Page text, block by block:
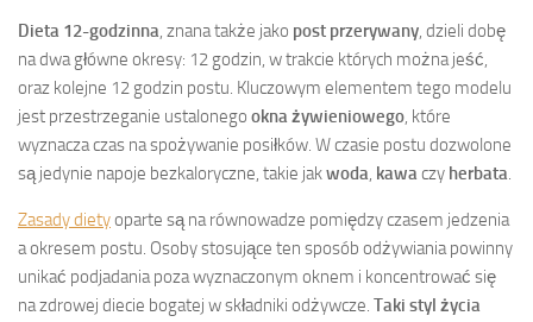
Dieta 12-godzinna, znana także jako post przerywany, dzieli dobę
na dwa główne okresy: 12 godzin, w trakcie których można jeść,
oraz kolejne 12 godzin postu. Kluczowym elementem tego modelu
jest przestrzeganie ustalonego okna żywieniowego, które
wyznacza czas na spożywanie posiłków. W czasie postu dozwolone
są jedynie napoje bezkaloryczne, takie jakwoda, kawaczy herbata.
Zasady dietyoparte są na równowadze pomiędzy czasem jedzenia
a okresem postu. Osoby stosujące ten sposób odżywiania powinny
unikać podjadania poza wyznaczonym oknem i koncentrować się
na zdrowej diecie bogatej w składniki odżywcze. Taki styl życia